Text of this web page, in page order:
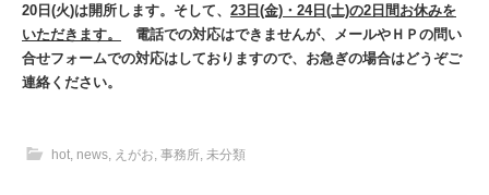
20日(火)は開所します。そして、 23日 (金) ・24日(土)の2日間お休みを
いただきます。
電話での対応はできませんが、メールやＨＰの問い
合せフォームでの対応はしておりますので、お急ぎの場合はどうぞご
連絡ください。
hot, news, えがお, 事務所, 未分類